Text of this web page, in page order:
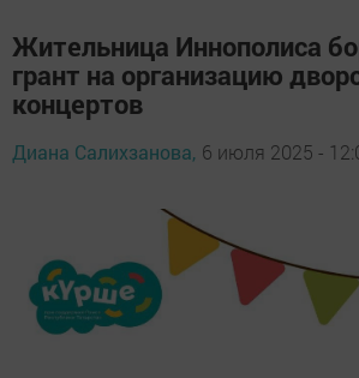
Жительница Иннополиса
грант на организацию
концертов
Диана Салихзанова, 6 июля 2025 -